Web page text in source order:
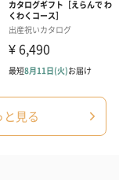
フルーツティ
見る